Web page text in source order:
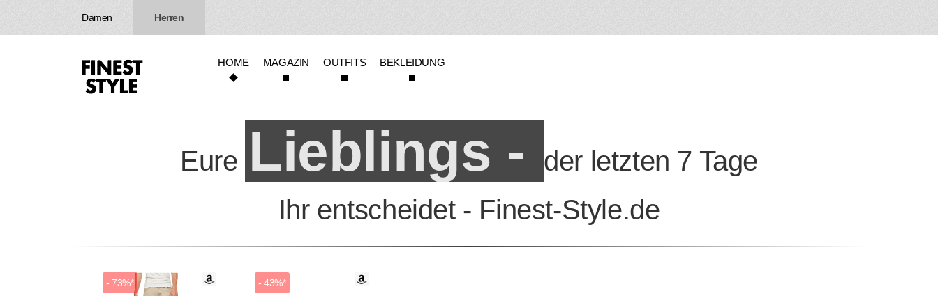
Damen Herren
HOME MAGAZIN OUTFITS BEKLEIDUNG
Eure Lieblings -
der letzten 7 Tage
Ihr entscheidet - Finest-Style.de
- 73%* - 43%*